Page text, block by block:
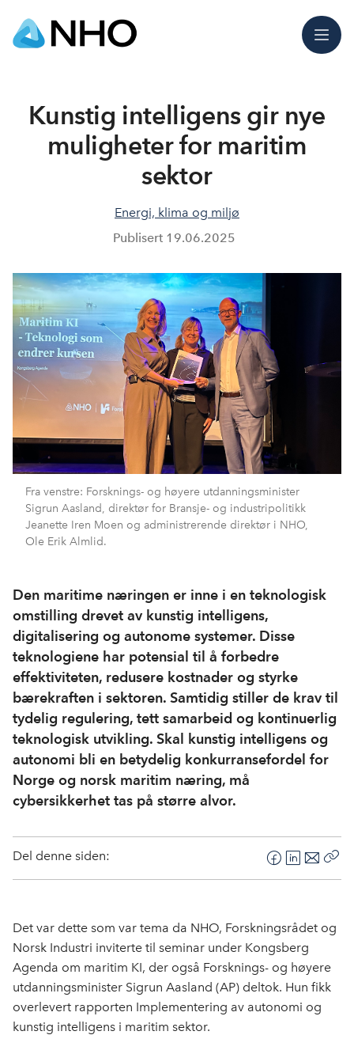
Meny
Kunstig intelligens gir nye
muligheter for maritim
sektor
Energi, klima og miljø
Publisert 19.06.2025
Fra venstre: Forsknings- og høyere utdanningsminister
Sigrun Aasland, direktør for Bransje- og industripolitikk
Jeanette Iren Moen og administrerende direktør i NHO,
Ole Erik Almlid.
Den maritime næringen er inne i en teknologisk
omstilling drevet av kunstig intelligens,
digitalisering og autonome systemer. Disse
teknologiene har potensial til å forbedre
effektiviteten, redusere kostnader og styrke
bærekraften i sektoren. Samtidig stiller de krav til
tydelig regulering, tett samarbeid og kontinuerlig
teknologisk utvikling. Skal kunstig intelligens og
autonomi bli en betydelig konkurransefordel for
Norge og norsk maritim næring, må
cybersikkerhet tas på større alvor.
Del denne siden:
F
a
e
L
i
k
I
E
-
o
Det var dette som var tema da NHO, Forskningsrådet og
Norsk Industri inviterte til seminar under Kongsberg
Agenda om maritim KI, der også Forsknings- og høyere
utdanningsminister Sigrun Aasland (AP) deltok. Hun fikk
overlevert rapporten Implementering av autonomi og
kunstig intelligens i maritim sektor.